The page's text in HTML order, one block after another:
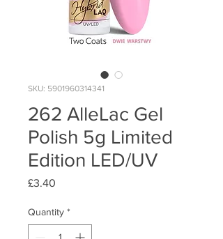
SKU: 5901960314341
262 AlleLac Gel
Polish 5g Limited
Edition LED/UV
£3.40
Quantity *